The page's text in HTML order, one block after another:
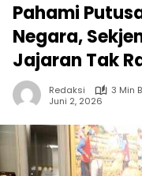
Pahami
Negara,
Jajaran Tak
Redaksi
3 Min
Juni 2, 2026